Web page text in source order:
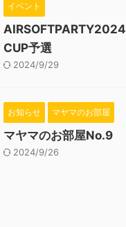
イベント
CUP予選
2024/9/29
お知らせ マヤマのお部屋
マヤマのお部屋No.9
2024/9/26